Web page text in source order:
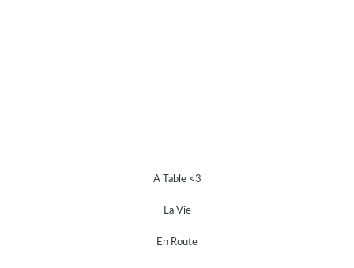
A Table <3
La Vie
En Route